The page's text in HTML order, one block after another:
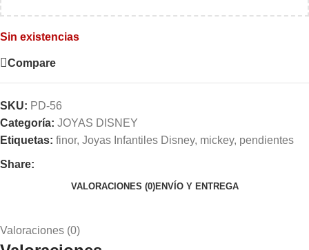
Sin existencias
Compare
SKU: PD-56
Categoría: JOYAS DISNEY
Etiquetas: finor, Joyas Infantiles Disney, mickey, pendientes
Share:
VALORACIONES (0)ENVÍO Y ENTREGA
Valoraciones (0)